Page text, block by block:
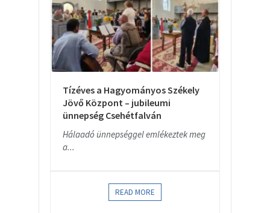
Tízéves a Hagyományos Székely
Jövő Központ – jubileumi
ünnepség Csehétfalván
Hálaadó ünnepséggel emlékeztek meg
a...
READ MORE